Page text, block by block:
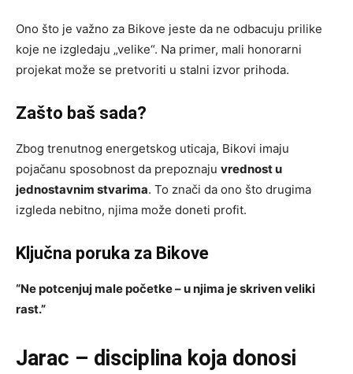
Ono što je važno za Bikove jeste da ne odbacuju prilike
koje ne izgledaju „velike“. Na primer, mali honorarni
projekat može se pretvoriti u stalni izvor prihoda.
Zašto baš sada?
Zbog trenutnog energetskog uticaja, Bikovi imaju
pojačanu sposobnost da prepoznaju vrednost u
jednostavnim stvarima. To znači da ono što drugima
izgleda nebitno, njima može doneti profit.
Ključna poruka za Bikove
“Ne potcenjuj male početke – u njima je skriven veliki
rast.”
Jarac – disciplina koja donosi